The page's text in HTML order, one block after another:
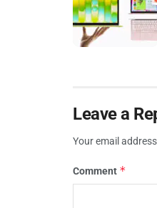
Leave a
Your email
Comment *